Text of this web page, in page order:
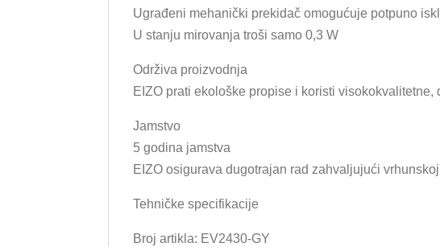
Ugrađeni mehanički prekidač omogućuje potpuno
U stanju mirovanja troši samo 0,3 W
Održiva proizvodnja
EIZO prati ekološke propise i koristi
Jamstvo
5 godina jamstva
EIZO osigurava dugotrajan rad zahvaljujući
Tehničke specifikacije
Broj artikla: EV2430-GY